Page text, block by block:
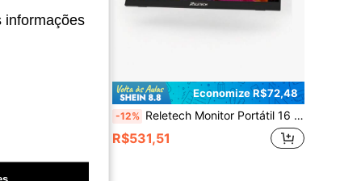
Economize R$72,48
-12% Reletech Monitor Portátil 16 Polegadas 1200P USB-C Ultra-Fino Tela IPS para Viagem, Compatível com Laptop, PC, Switch, Monitor de Jogos
R$531,51
informações